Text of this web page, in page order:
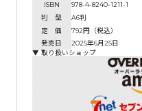
ISBN
978-4-8240-1211-1
判 型
A6判
定 価
792円（税込）
発売日
2025年6月25日
▼ 取り扱いショップ